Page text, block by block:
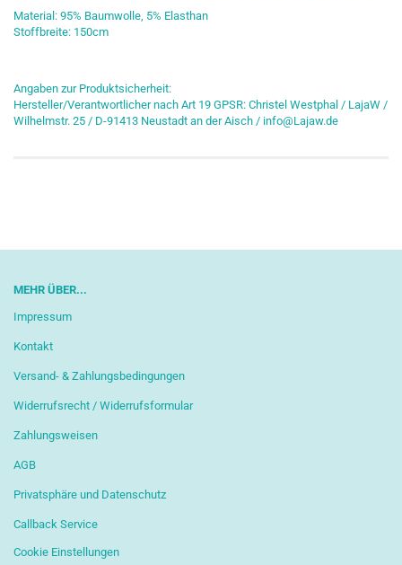
Material: 95% Baumwolle, 5% Elasthan
Stoffbreite: 150cm
Angaben zur Produktsicherheit:
Hersteller/Verantwortlicher nach Art 19 GPSR: Christel Westphal / LajaW /
Wilhelmstr. 25 / D-91413 Neustadt an der Aisch / info@Lajaw.de
MEHR ÜBER...
Impressum
Kontakt
Versand- & Zahlungsbedingungen
Widerrufsrecht / Widerrufsformular
Zahlungsweisen
AGB
Privatsphäre und Datenschutz
Callback Service
Cookie Einstellungen